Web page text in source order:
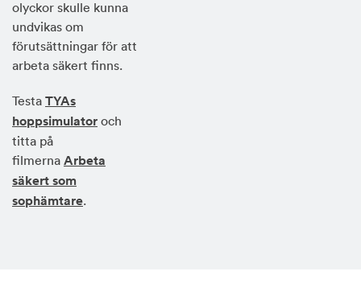
olyckor skulle kunna
undvikas om
förutsättningar för att
arbeta säkert finns.
Testa TYAs
hoppsimulator och
titta på
filmerna Arbeta
säkert som
sophämtare.